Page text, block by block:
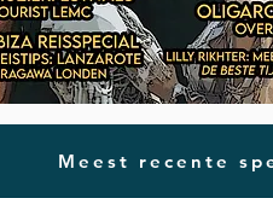
Meest recente